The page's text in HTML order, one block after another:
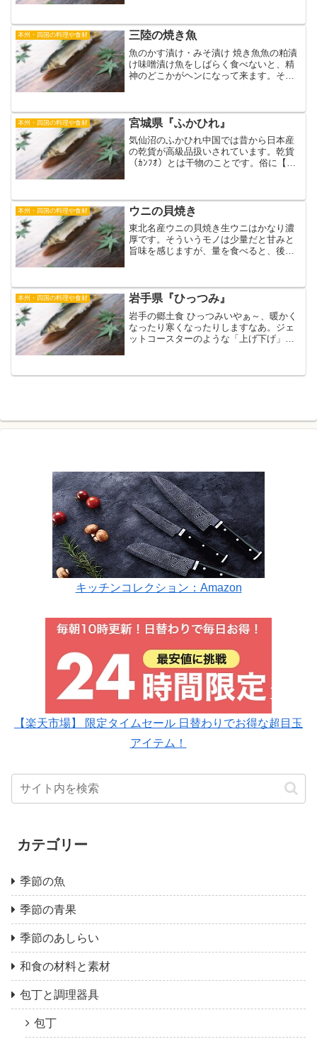
てもよく出ている。太めの平打ち縮れ麺
と相まって、我々の食欲を...
本州・四国の料理や食材 三陸の焼き魚
魚のかす漬け・みそ漬け 焼き魚魚の粕漬
け味噌漬け魚をしばらく食べないと、精
神のどこかがヘンになって来ます。それ
わけです。もちろん栄養...
本州・四国の料理や食材 宮城県『ふかひれ』
気仙沼のふかひれ中国では昔から日本産
の乾貨が高級品扱いされています。乾貨
（ｶﾝﾌｵ）とは干物のことです。俗に【鮑
ずれも香港あたりでは...
本州・四国の料理や食材 ウニの貝焼き
東北名産ウニの貝焼き生ウニはかなり濃
厚です。そういうモノは少量だと甘みと
旨味を感じますが、量を食べると、後を
にしても同じですね。かなりの量の生う
にですから、重くなる。「...
本州・四国の料理や食材 岩手県『ひっつみ』
岩手の郷土食 ひっつみいやぁ～、暖かく
なったり寒くなったりしますなあ。ジェ
ットコースターのような「上げ下げ」と
キッチンコレクション：Amazon
【楽天市場】 限定タイムセール 日替わりでお得な超目玉
アイテム！
カテゴリー
季節の魚
季節の青果
季節のあしらい
和食の材料と素材
包丁と調理器具
包丁